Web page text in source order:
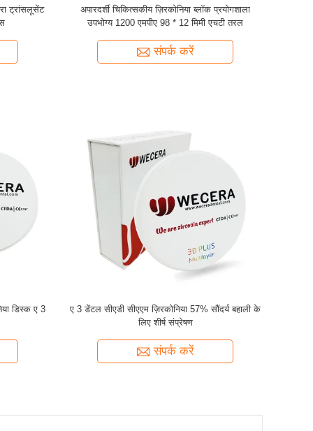
ट्रांसलूसेंट
अपारदर्शी चिकित्सकीय ज़िरकोनिया ब्लॉक प्रयोगशाला
उपभोग्य 1200 एमपीए 98 * 12 मिमी एचटी तरल
संपर्क करें
डिस्क ए 3
ए 3 डेंटल सीएडी सीएएम ज़िरकोनिया 57% सौंदर्य बहाली के
लिए शीर्ष संप्रेषण
संपर्क करें